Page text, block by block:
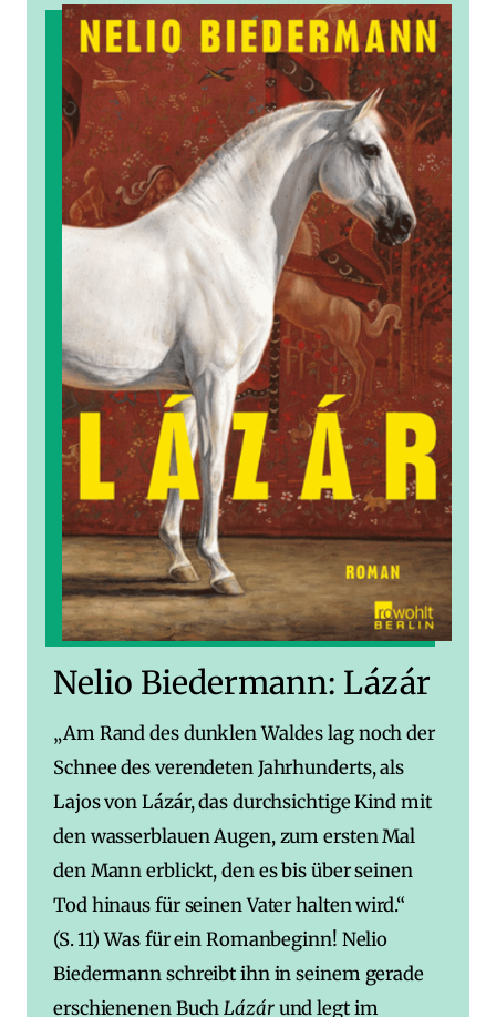
Nelio Biedermann: Lázár
„Am Rand des dunklen Waldes lag noch der
Schnee des verendeten Jahrhunderts, als
Lajos von Lázár, das durchsichtige Kind mit
den wasserblauen Augen, zum ersten Mal
den Mann erblickt, den es bis über seinen
Tod hinaus für seinen Vater halten wird.“
(S. 11) Was für ein Romanbeginn! Nelio
Biedermann schreibt ihn in seinem gerade
erschienenen BuchLázárund legt im